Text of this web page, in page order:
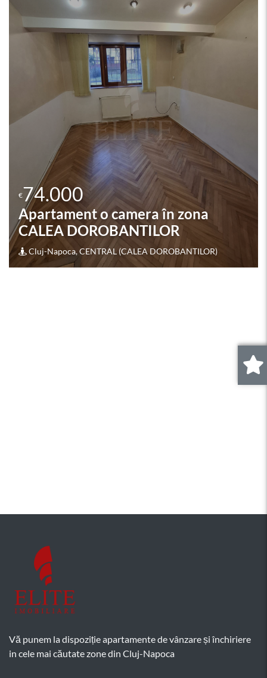
€75.000
Apartament o camera în zona
STRAZII TRAIAN
Cluj-Napoca, CENTRAL (STRAZII TRAIAN)
Vă punem la dispoziție apartamente de vânzare și închiriere
in cele mai căutate zone din Cluj-Napoca